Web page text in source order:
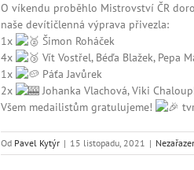
O víkendu proběhlo Mistrovství ČR
naše devítičlenná výprava přivezla:
1x
Šimon Roháček
4x
Vít Vostřel, Béďa Blažek, Pepa
1x
Páťa Javůrek
2x
Johanka Vlachová, Viki
Všem medailistům gratulujeme!
Od Pavel Kytýr | 15 listopadu, 2021 |